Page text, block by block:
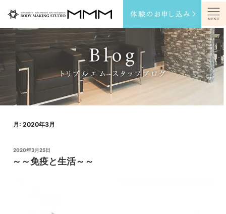
ン
ス
プ
ト
リ
プ
ル
エ
ム
サ
イ
ト
メ
ニ
ュ
く
月:2020年3月
投
2020年3月25日
～～免疫と生活～～